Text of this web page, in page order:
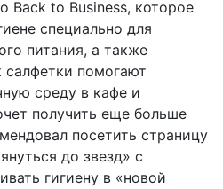
Back to Business, которое
специально для
питания, а также
помогают
среду в кафе и
получить еще больше
посетить страницу
до звезд» с
гигиену в «новой